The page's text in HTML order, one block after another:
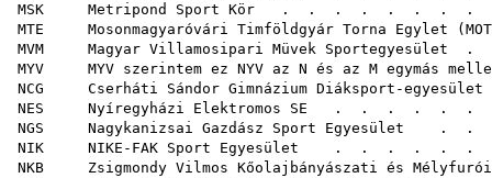
MSK Metripond Sport Kör . . . . . . . . . . .
MTE Mosonmagyaróvári Timföldgyár Torna Egylet
MVM Magyar Villamosipari Müvek Sportegyesület .
MYV MYV szerintem ez NYV az N és az M egymás
NCG Cserháti Sándor Gimnázium Diáksport-egyesület
NES Nyíregyházi Elektromos SE . . . . . . .
NGS Nagykanizsai Gazdász Sport Egyesület . . .
NIK NIKE-FAK Sport Egyesület . . . . . . . .
NKB Zsigmondy Vilmos Kőolajbányászati és